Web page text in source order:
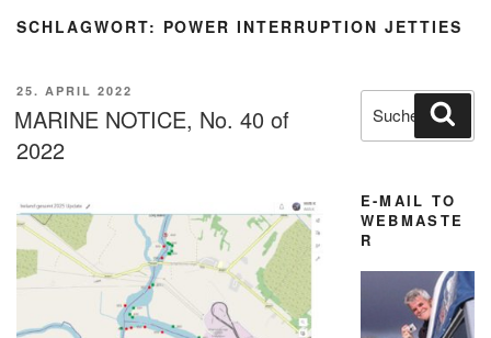
SCHLAGWORT: POWER INTERRUPTION JETTIES
VERÖFFENTLICHT
AM
25. APRIL 2022
MARINE NOTICE, No. 40 of
2022
Suchen
nach:
E-MAIL TO
WEBMASTE
R